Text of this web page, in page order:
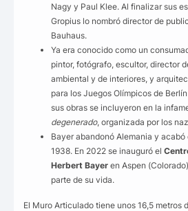
Nagy y Paul Klee. Al finalizar sus
Gropius lo nombró director de
Bauhaus.
Ya era conocido como un
pintor, fotógrafo, escultor, director
ambiental y de interiores, y
para los Juegos Olímpicos de
sus obras se incluyeron en la
degenerado, organizada por los
Bayer abandonó Alemania y acabó
1938. En 2022 se inauguró el
Herbert Bayer en Aspen
parte de su vida.
El Muro Articulado tiene unos 16,5 metros